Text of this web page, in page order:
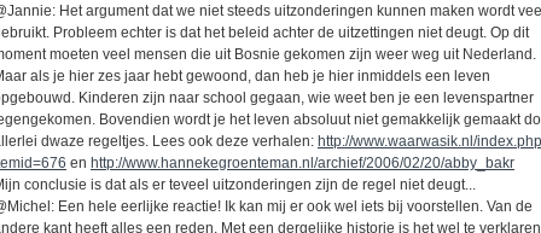
Het argument dat we niet steeds uitzonderingen kunnen maken wordt veel
Probleem echter is dat het beleid achter de uitzettingen niet deugt. Op dit
moeten veel mensen die uit Bosnie gekomen zijn weer weg uit Nederland.
als je hier zes jaar hebt gewoond, dan heb je hier inmiddels een leven
Kinderen zijn naar school gegaan, wie weet ben je een levenspartner
Bovendien wordt je het leven absoluut niet gemakkelijk gemaakt
dwaze regeltjes. Lees ook deze verhalen: http://www.waarwasik.nl/
en http://www.hannekegroenteman.nl/archief/2006/02/20/abby_bakr
conclusie is dat als er teveel uitzonderingen zijn de regel niet deugt...
Een hele eerlijke reactie! Ik kan mij er ook wel iets bij voorstellen. Van de
kant heeft alles een reden. Met een dergelijke historie is het wel te verklaren